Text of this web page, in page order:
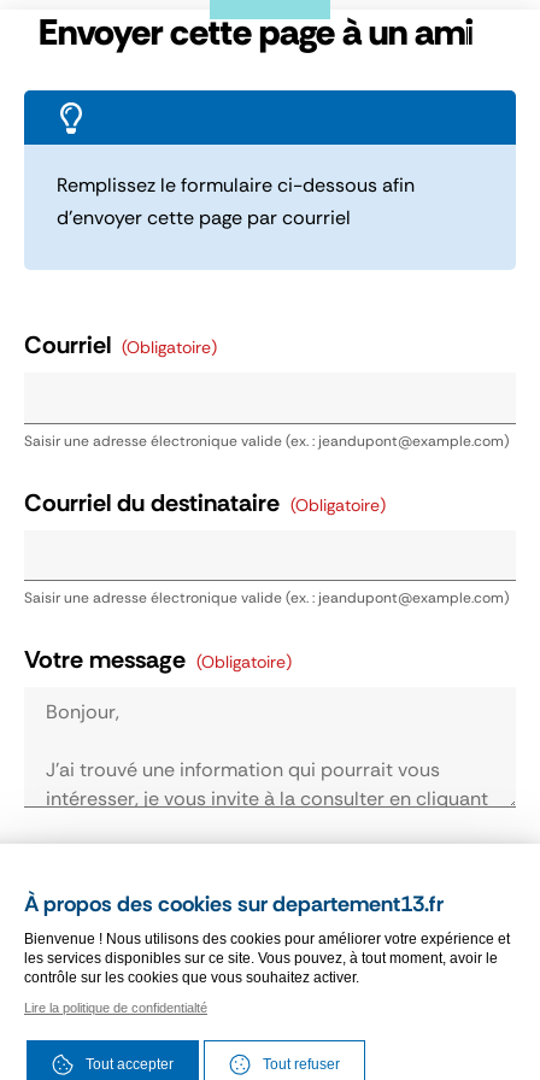
Panneau de gestion des cookies
À propos des cookies sur departement13.fr
Bienvenue ! Nous utilisons des cookies pour améliorer votre expérience et
les services disponibles sur ce site. Vous pouvez, à tout moment, avoir le
contrôle sur les cookies que vous souhaitez activer.
Lire la politique de confidentialté
Tout accepter Tout refuser
Envoyer cette page à un ami
Remplissez le formulaire ci-dessous afin
d’envoyer cette page par courriel
Courriel (obligatoire)
Saisir une adresse électronique valide (ex. : jeandupont@example.com)
Courriel du destinataire (obligatoire)
Saisir une adresse électronique valide (ex. : jeandupont@example.com)
Votre message (obligatoire)
conditions générales d'utilisation.Cliquez ici
pour les consulter
(obligatoire)
Vérification antispam(obligatoire)
Veuillez cocher la case "Je suis un humain"